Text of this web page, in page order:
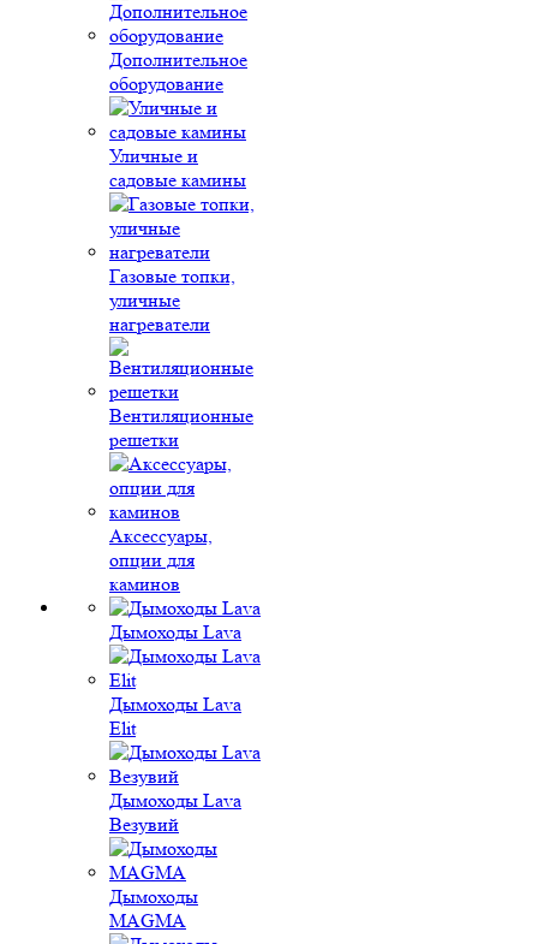
Дополнительное
оборудование
Уличные и
садовые камины
Газовые топки,
уличные
нагреватели
Вентиляционные
решетки
Аксессуары,
опции для
каминов
Дымоходы Lava
Дымоходы Lava
Elit
Дымоходы Lava
Везувий
Дымоходы
MAGMA